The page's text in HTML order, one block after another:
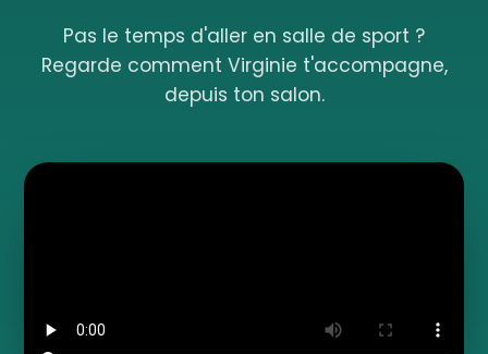
Pas le temps d'aller en salle de sport ?
Regarde comment Virginie t'accompagne,
depuis ton salon.